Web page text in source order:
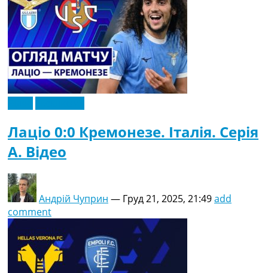
Лаціо 0:0 Кремонезе. Італія. Серія
A. Відео
Андрій Чуприн — Груд 21, 2025, 21:49add
comment